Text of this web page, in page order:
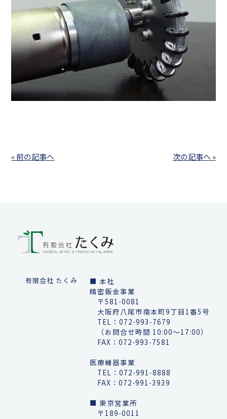
« 前の記事へ 次の記事へ »
有限会社 たくみ
■ 本社
精密鈑金事業
〒581-0081
大阪府八尾市南本町9丁目1番5号
TEL：072-993-7679
（お問合せ時間 10:00～17:00）
FAX：072-993-7581
医療機器事業
TEL：072-991-8888
FAX：072-991-3939
■ 東京営業所
〒189-0011